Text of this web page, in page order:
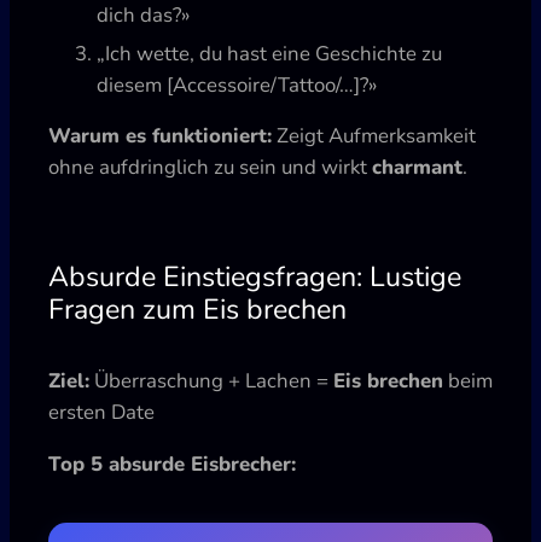
dich das?»
„Ich wette, du hast eine Geschichte zu
diesem [Accessoire/Tattoo/…]?»
Warum es funktioniert:Zeigt Aufmerksamkeit
ohne aufdringlich zu sein und wirktcharmant.
Absurde Einstiegsfragen: Lustige
Fragen zum Eis brechen
Ziel: Überraschung + Lachen = Eis brechen beim
ersten Date
Top 5 absurde Eisbrecher: